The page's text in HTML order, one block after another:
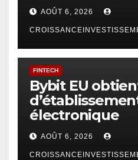
AOÛT 6, 2026
FINTECH
Bybit EU
électronique
AOÛT 6, 2026